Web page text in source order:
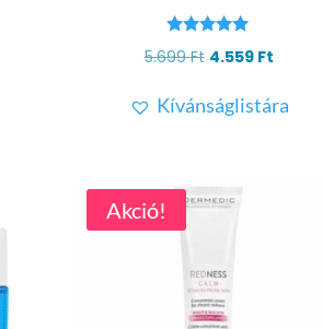
5.00
5.699Ft Original
was:
4.559 FtCurrent
is:
Kívánságlistára
Akció!